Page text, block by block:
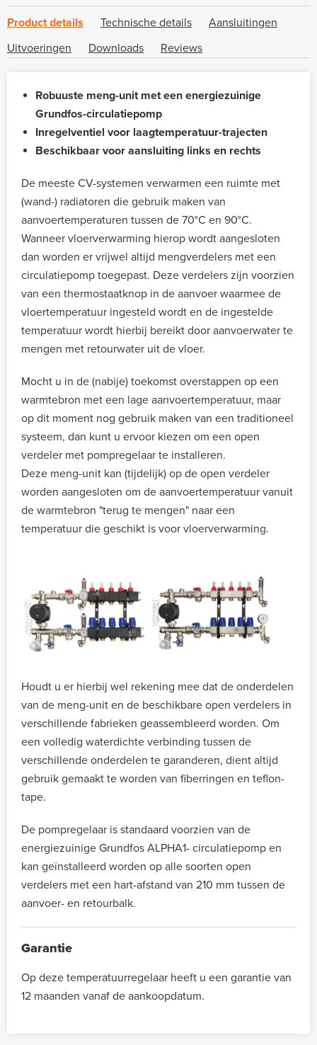
Product details Technische details
Aansluitingen
Uitvoeringen
Downloads Reviews
Robuuste meng-unit met een energiezuinige
Grundfos-circulatiepomp
Inregelventiel voor laagtemperatuur-trajecten
Beschikbaar voor aansluiting links en rechts
De meeste CV-systemen verwarmen een ruimte met
(wand-) radiatoren die gebruik maken van
aanvoertemperaturen tussen de 70°C en 90°C.
Wanneer vloerverwarming hierop wordt aangesloten
dan worden er vrijwel altijd mengverdelers met een
circulatiepomp toegepast. Deze verdelers zijn voorzien
van een thermostaatknop in de aanvoer waarmee de
vloertemperatuur ingesteld wordt en de ingestelde
temperatuur wordt hierbij bereikt door aanvoerwater te
mengen met retourwater uit de vloer.
Mocht u in de (nabije) toekomst overstappen op een
warmtebron met een lage aanvoertemperatuur, maar
op dit moment nog gebruik maken van een traditioneel
systeem, dan kunt u ervoor kiezen om een open
verdeler met pompregelaar te installeren.
Deze meng-unit kan (tijdelijk) op de open verdeler
worden aangesloten om de aanvoertemperatuur vanuit
de warmtebron "terug te mengen" naar een
temperatuur die geschikt is voor vloerverwarming.
Houdt u er hierbij wel rekening mee dat de onderdelen
van de meng-unit en de beschikbare open verdelers in
verschillende fabrieken geassembleerd worden. Om
een volledig waterdichte verbinding tussen de
verschillende onderdelen te garanderen, dient altijd
gebruik gemaakt te worden van fiberringen en teflon-
tape.
De pompregelaar is standaard voorzien van de
energiezuinige Grundfos ALPHA1- circulatiepomp en
kan geïnstalleerd worden op alle soorten open
verdelers met een hart-afstand van 210 mm tussen de
aanvoer- en retourbalk.
Garantie
Op deze temperatuurregelaar heeft u een garantie van
12 maanden vanaf de aankoopdatum.